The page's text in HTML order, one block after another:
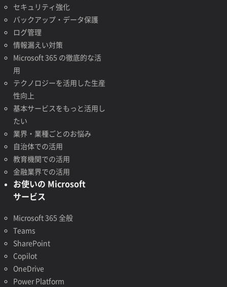
セキュリティ強化
バックアップ・データ保護
ログ管理
情報漏えい対策
Microsoft 365 の徹底的な活
用
テクノロジーを活用した生産
性向上
基本サービスをもっと活用し
たい
業界・業種ごとのお悩み
自治体での活用
教育機関での活用
金融業界での活用
お使いの Microsoft
サービス
Microsoft 365 全般
Teams
SharePoint
Copilot
OneDrive
Power Platform